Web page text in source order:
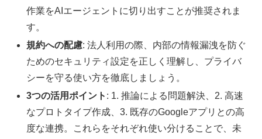
作業をAIエージェントに切り出すことが推奨されま
す。
規約への配慮: 法人利用の際、内部の情報漏洩を防ぐ
ためのセキュリティ設定を正しく理解し、プライバ
シーを守る使い方を徹底しましょう。
3つの活用ポイント : 1. 推論による問題解決、2. 高速
なプロトタイプ作成、3. 既存のGoogleアプリとの高
度な連携。これらをそれぞれ使い分けることで、未